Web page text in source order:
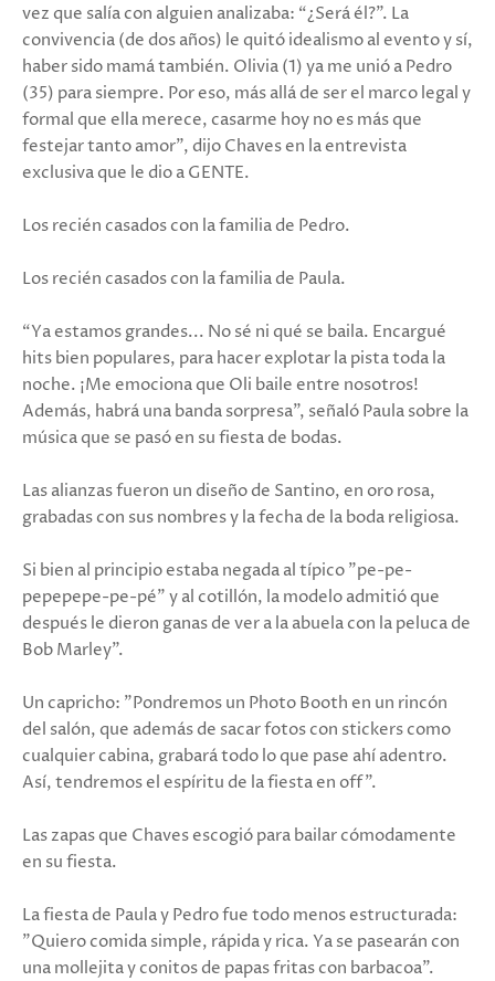
vez que salía con alguien analizaba: “¿Será él?”. La
convivencia (de dos años) le quitó idealismo al evento y sí,
haber sido mamá también. Olivia (1) ya me unió a Pedro
(35) para siempre. Por eso, más allá de ser el marco legal y
formal que ella merece, casarme hoy no es más que
festejar tanto amor", dijo Chaves en la entrevista
exclusiva que le dio a GENTE.
Los recién casados con la familia de Pedro.
Los recién casados con la familia de Paula.
“Ya estamos grandes... No sé ni qué se baila. Encargué
hits bien populares, para hacer explotar la pista toda la
noche. ¡Me emociona que Oli baile entre nosotros!
Además, habrá una banda sorpresa”, señaló Paula sobre la
música que se pasó en su fiesta de bodas.
Las alianzas fueron un diseño de Santino, en oro rosa,
grabadas con sus nombres y la fecha de la boda religiosa.
Si bien al principio estaba negada al típico "pe-pe-
pepepepe-pe-pé" y al cotillón, la modelo admitió que
después le dieron ganas de ver a la abuela con la peluca de
Bob Marley”.
Un capricho: "Pondremos un Photo Booth en un rincón
del salón, que además de sacar fotos con stickers como
cualquier cabina, grabará todo lo que pase ahí adentro.
Así, tendremos el espíritu de la fiesta en off”.
Las zapas que Chaves escogió para bailar cómodamente
en su fiesta.
La fiesta de Paula y Pedro fue todo menos estructurada:
"Quiero comida simple, rápida y rica. Ya se pasearán con
una mollejita y conitos de papas fritas con barbacoa”.